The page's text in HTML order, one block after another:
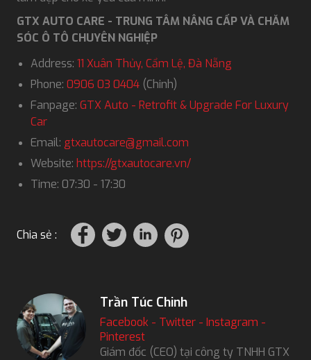
GTX AUTO CARE - TRUNG TÂM NÂNG CẤP VÀ CHĂM
SÓC Ô TÔ CHUYÊN NGHIỆP
Address: 11 Xuân Thủy, Cẩm Lệ, Đà Nẵng
Phone: 0906 03 0404 (Chinh)
Fanpage: GTX Auto - Retrofit & Upgrade For Luxury
Car
Email: gtxautocare@gmail.com
Website: https://gtxautocare.vn/
Time: 07:30 - 17:30
Chia sẻ :
Trần Túc Chinh
Facebook - Twitter - Instagram -
Pinterest
Giám đốc (CEO) tại công ty TNHH GTX